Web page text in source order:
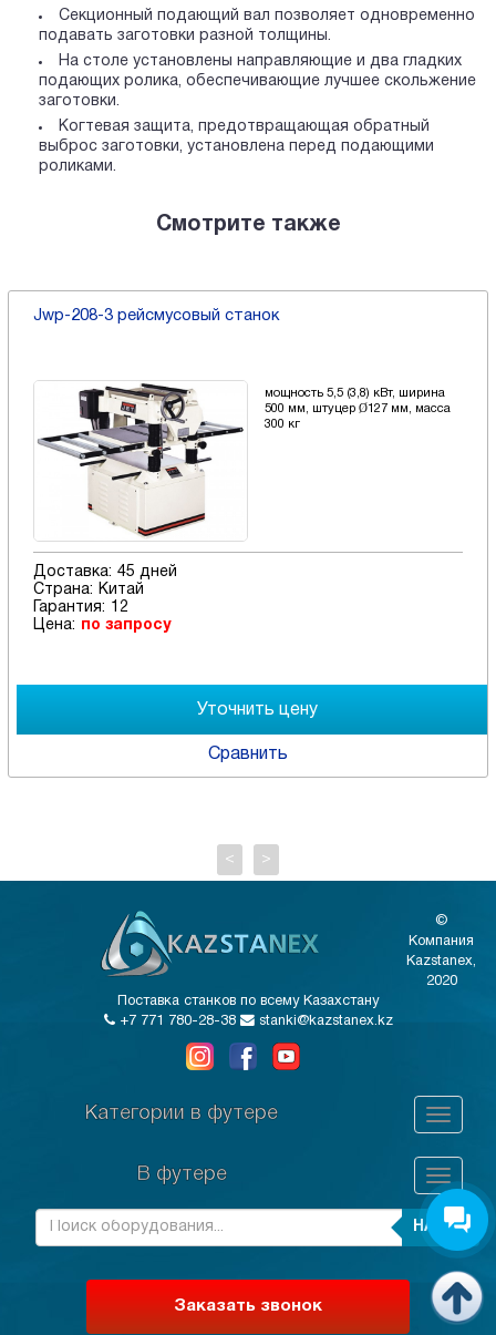
Секционный подающий вал позволяет одновременно
подавать заготовки разной толщины.
На столе установлены направляющие и два гладких
подающих ролика, обеспечивающие лучшее скольжение
заготовки.
Когтевая защита, предотвращающая обратный
выброс заготовки, установлена перед подающими
роликами.
Смотрите также
Jwp-208-3 рейсмусовый станок
мощность 5,5 (3,8) кВт, ширина
500 мм, штуцер Ø127 мм, масса
300 кг
Доставка: 45 дней
Страна:
Китай
Гарантия:
12
Цена:
по запросу
Сравнить
< >
©
Компания
Kazstanex,
2020
Поставка станков по всему Казахстану
+7 771 780-28-38
stanki@kazstanex.kz
Категории в футере
В футере
НАЙТИ
Заказать звонок